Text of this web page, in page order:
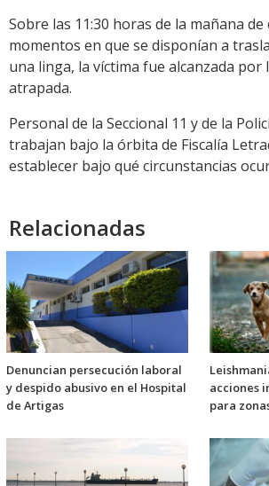
Sobre las 11:30 horas de la mañana de
momentos en que se disponían a
una linga, la víctima fue alcanzada por
atrapada.
Personal de la Seccional 11 y de la
trabajan bajo la órbita de Fiscalía
establecer bajo qué circunstancias
Relacionadas
Denuncian persecución laboral
y despido abusivo en el Hospital
de Artigas
acciones
para